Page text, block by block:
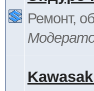
Ремонт,